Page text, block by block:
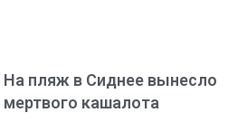
На пляж в Сиднее вынесло
мертвого кашалота